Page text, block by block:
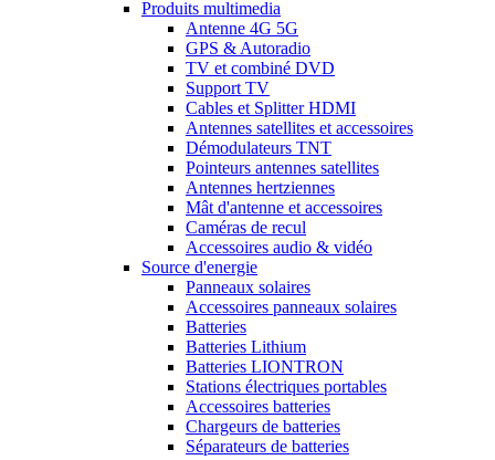
Produits multimedia
Antenne 4G 5G
GPS & Autoradio
TV et combiné DVD
Support TV
Cables et Splitter HDMI
Antennes satellites et accessoires
Démodulateurs TNT
Pointeurs antennes satellites
Antennes hertziennes
Mât d'antenne et accessoires
Caméras de recul
Accessoires audio & vidéo
Source d'energie
Panneaux solaires
Accessoires panneaux solaires
Batteries
Batteries Lithium
Batteries LIONTRON
Stations électriques portables
Accessoires batteries
Chargeurs de batteries
Séparateurs de batteries